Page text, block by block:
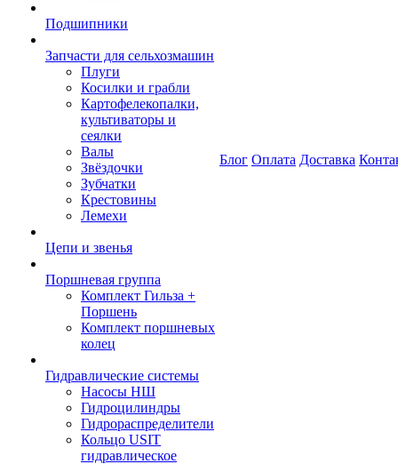
Подшипники
Запчасти для сельхозмашин
Плуги
Косилки и грабли
Картофелекопалки,
культиваторы и
сеялки
Валы
Звёздочки
Зубчатки
Крестовины
Лемехи
Цепи и звенья
Поршневая группа
Комплект Гильза +
Поршень
Комплект поршневых
колец
Гидравлические системы
Насосы НШ
Гидроцилиндры
Гидрораспределители
Кольцо USIT
гидравлическое
Блог Оплата Доставка